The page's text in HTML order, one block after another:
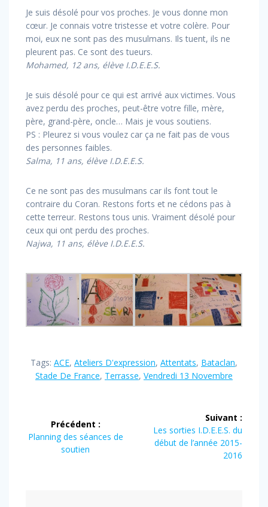
Je suis désolé pour vos proches. Je vous donne mon
cœur. Je connais votre tristesse et votre colère. Pour
moi, eux ne sont pas des musulmans. Ils tuent, ils ne
pleurent pas. Ce sont des tueurs.
Mohamed, 12 ans, élève I.D.E.E.S.
Je suis désolé pour ce qui est arrivé aux victimes. Vous
avez perdu des proches, peut-être votre fille, mère,
père, grand-père, oncle… Mais je vous soutiens.
PS : Pleurez si vous voulez car ça ne fait pas de vous
des personnes faibles.
Salma, 11 ans, élève I.D.E.E.S.
Ce ne sont pas des musulmans car ils font tout le
contraire du Coran. Restons forts et ne cédons pas à
cette terreur. Restons tous unis. Vraiment désolé pour
ceux qui ont perdu des proches.
Najwa, 11 ans, élève I.D.E.E.S.
Tags: ACE, Ateliers D'expression, Attentats, Bataclan,
Stade De France, Terrasse, Vendredi 13 Novembre
de
l’article
Précédent :
Article
précédent
Planning des séances de
soutien
Suivant :
Article
suivant
Les sorties I.D.E.E.S. du
début de l’année 2015-
2016